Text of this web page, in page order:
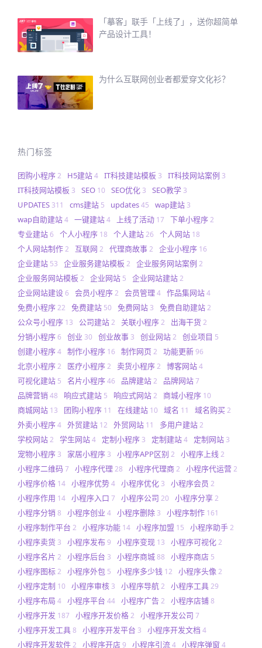
「摹客」联手「上线了」，送你超简单
产品设计工具！
为什么互联网创业者都爱穿文化衫？
热门标签
团购小程序2 H5建站4 IT科技建站模板 3 IT科技网站案例 3
IT科技网站模板 3 SEO 10 SEO优化 3 SEO教学 3
UPDATES 311 cms建站 5 updates45 wap建站 3
wap自助建站4 一键建站4 上线了活动 17 下单小程序2
专业建站6 个人小程序 18 个人建站26 个人网站 18
个人网站制作2 互联网 2 代理商故事2 企业小程序 16
企业建站 53 企业服务建站模板 2 企业服务网站案例 2
企业服务网站模板 2 企业网站 5 企业网站建站2
企业网站建设6 会员小程序2 会员管理 4 作品集网站4
免费小程序22 免费建站 50 免费网站 3 免费自助建站2
公众号小程序 13 公司建站2 关联小程序2 出海干货2
分销小程序6 创业 30 创业故事 3 创业网站2 创业项目 5
创建小程序4 制作小程序 16 制作网页 2 功能更新96
北京小程序2 医疗小程序2 卖货小程序2 博客网站4
可视化建站 5 名片小程序46 品牌建站2 品牌网站7
品牌营销 48 响应式建站 5 响应式网站2 商城小程序 10
商城网站 13 团购小程序 11 在线建站 10 域名 11 域名购买2
外卖小程序4 外贸建站 12 外贸网站 11 多用户建站2
学校网站2 学生网站4 定制小程序 3 定制建站4 定制网站 3
宠物小程序 3 家居小程序 3 小程序APP区别 2 小程序上线 2
小程序二维码7 小程序代理 28 小程序代理商2 小程序代运营2
小程序价格 14 小程序优势4 小程序优化 3 小程序会员 2
小程序作用 14 小程序入口 7 小程序公司 20 小程序分享2
小程序分销 8 小程序创业 4 小程序删除 3 小程序制作 161
小程序制作平台 2 小程序功能 14 小程序加盟 15 小程序助手2
小程序卖货 3 小程序发布9 小程序变现 13 小程序可视化2
小程序名片 2 小程序后台 3 小程序商城88 小程序商店 5
小程序图标2 小程序外包 5 小程序多少钱 12 小程序头像 2
小程序定制 10 小程序审核 3 小程序导航2 小程序工具29
小程序布局 4 小程序平台 44 小程序广告2 小程序店铺8
小程序开发 187 小程序开发价格2 小程序开发公司 7
小程序开发工具8 小程序开发平台 3 小程序开发文档 4
小程序开发软件2 小程序开店9 小程序引流4 小程序弹窗 4